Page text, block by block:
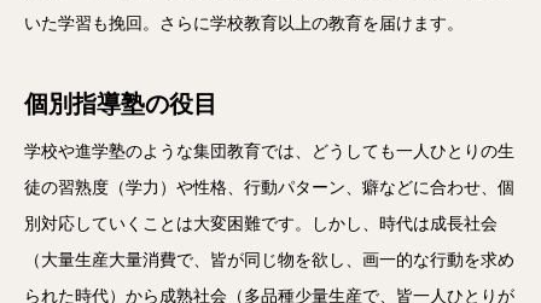
いた学習も挽回。さらに学校教育以上の教育を届けます。
個別指導塾の役目
学校や進学塾のような集団教育では、どうしても一人ひとりの生
徒の習熟度（学力）や性格、行動パターン、癖などに合わせ、個
別対応していくことは大変困難です。しかし、時代は成長社会
（大量生産大量消費で、皆が同じ物を欲し、画一的な行動を求め
られた時代）から成熟社会（多品種少量生産で、皆一人ひとりが